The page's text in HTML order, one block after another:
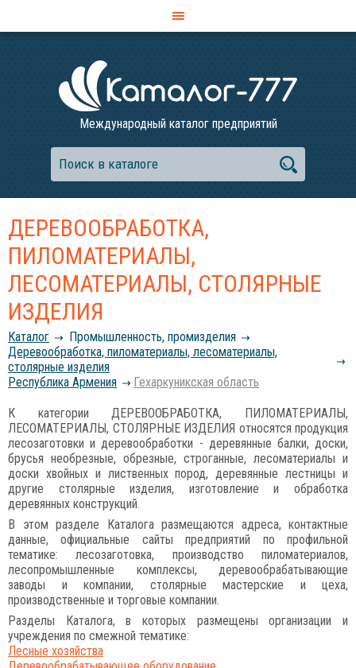
Международный каталог предприятий
ДЕРЕВООБРАБОТКА,
ПИЛОМАТЕРИАЛЫ,
ЛЕСОМАТЕРИАЛЫ, СТОЛЯРНЫЕ
ИЗДЕЛИЯ
Каталог
Промышленность, промизделия
Деревообработка, пиломатериалы, лесоматериалы,
столярные изделия
Республика Армения
Гехаркуникская область
К категории ДЕРЕВООБРАБОТКА, ПИЛОМАТЕРИАЛЫ,
ЛЕСОМАТЕРИАЛЫ, СТОЛЯРНЫЕ ИЗДЕЛИЯ относятся продукция
лесозаготовки и деревообработки - деревянные балки, доски,
брусья необрезные, обрезные, строганные, лесоматериалы и
доски хвойных и лиственных пород, деревянные лестницы и
другие столярные изделия, изготовление и обработка
деревянных конструкций.
В этом разделе Каталога размещаются адреса, контактные
данные, официальные сайты предприятий по профильной
тематике: лесозаготовка, производство пиломатериалов,
лесопромышленные комплексы, деревообрабатывающие
заводы и компании, столярные мастерские и цеха,
производственные и торговые компании.
Разделы Каталога, в которых размещены организации и
учреждения по смежной тематике:
Лесные хозяйства